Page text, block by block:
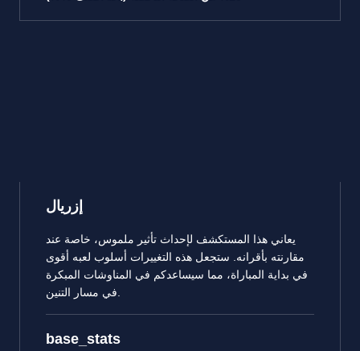
إزريال
يعاني هذا المستكشف لإحداث تأثير ملموس، خاصة عند
مقارنته بأقرانه. ستجعل هذه التغييرات أسلوب لعبه أقوى
في بداية المباراة، مما سيساعدكم في المناوشات المبكرة
base_stats